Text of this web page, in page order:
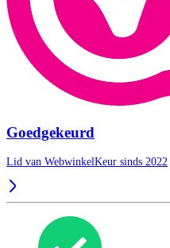
Goedgekeurd
Lid van WebwinkelKeur sinds 2022